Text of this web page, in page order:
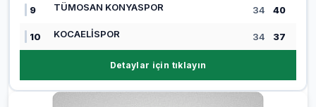
9 TÜMOSAN KONYASPOR 34 40
10 KOCAELİSPOR 34 37
Detaylar için tıklayın